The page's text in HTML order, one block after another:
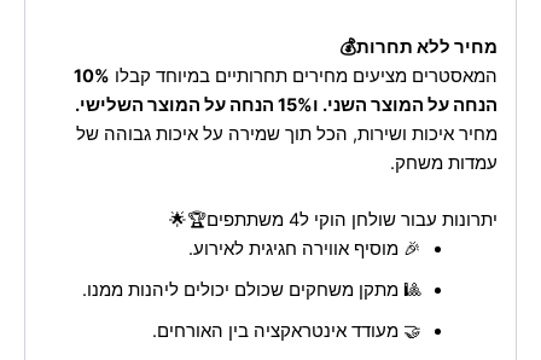
מחיר ללא תחרות💰
המאסטרים מציעים מחירים תחרותיים במיוחד קבלו 10%
הנחה על המוצר השני. ו15% הנחה על המוצר השלישי.
מחיר איכות ושירות, הכל תוך שמירה על איכות גבוהה של
עמדות משחק.
יתרונות עבור שולחן הוקי ל4 משתתפים🏆🌟
🎉 מוסיף אווירה חגיגית לאירוע.
🎱 מתקן משחקים שכולם יכולים ליהנות ממנו.
🤝 מעודד אינטראקציה בין האורחים.